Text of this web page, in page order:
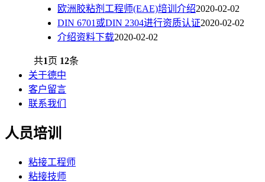
欧洲胶粘剂工程师(EAE)培训介绍2020-02-02
DIN 6701或DIN 2304进行资质认证2020-02-02
介绍资料下载2020-02-02
共1页 12条
关于德中
客户留言
联系我们
人员培训
粘接工程师
粘接技师